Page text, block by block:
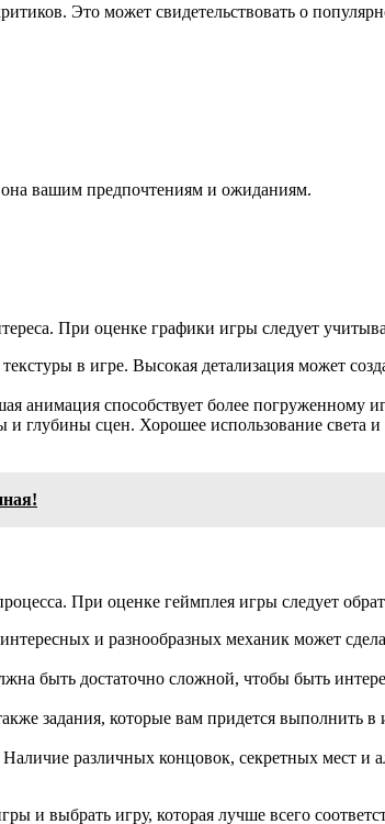
Это может свидетельствовать о
она вашим предпочтениям и ожиданиям.
При оценке графики игры следует
в игре. Высокая детализация может
анимация способствует более погруженному
и глубины сцен. Хорошее использование света
При оценке геймплея игры следует
и разнообразных механик может
быть достаточно сложной, чтобы быть
задания, которые вам придется выполнить
различных концовок, секретных мест и
и выбрать игру, которая лучше всего